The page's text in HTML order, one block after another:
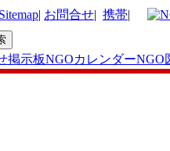
Sitemap| お問合せ| 携帯|
掲示板NGOカレンダーNGO